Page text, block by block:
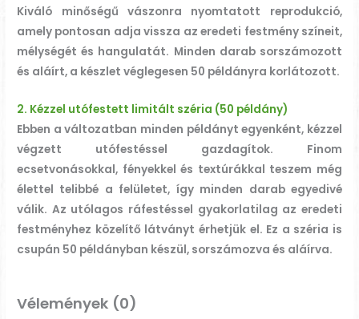
Kiváló minőségű vászonra nyomtatott reprodukció,
amely pontosan adja vissza az eredeti festmény színeit,
mélységét és hangulatát. Minden darab sorszámozott
és aláírt, a készlet véglegesen 50 példányra korlátozott.
2. Kézzel utófestett limitált széria (50 példány)
Ebben a változatban minden példányt egyenként, kézzel
végzett utófestéssel gazdagítok. Finom
ecsetvonásokkal, fényekkel és textúrákkal teszem még
élettel telibbé a felületet, így minden darab egyedivé
válik. Az utólagos ráfestéssel gyakorlatilag az eredeti
festményhez közelítő látványt érhetjük el. Ez a széria is
csupán 50 példányban készül, sorszámozva és aláírva.
Vélemények (0)